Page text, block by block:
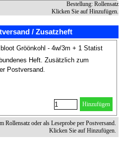
Bestellung: Rollensatz
Klicken Sie auf Hinzufügen.
/ Zusatzheft
Gröönkohl - 4w/3m + 1 Statist
Heft. Zusätzlich zum
Postversand.
Hinzufügen
Rollensatz oder als Leseprobe per Postversand.
Klicken Sie auf Hinzufügen.